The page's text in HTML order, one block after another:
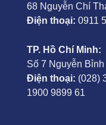
68 Nguyễn Chí
Điện thoại: 0911
TP. Hồ Chí Minh:
Số 7 Nguyễn Bỉnh
Điện thoại: (028)
1900 9899 61